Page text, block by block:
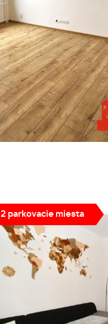
2 parkovacie miesta